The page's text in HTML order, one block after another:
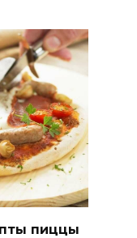
пиццы